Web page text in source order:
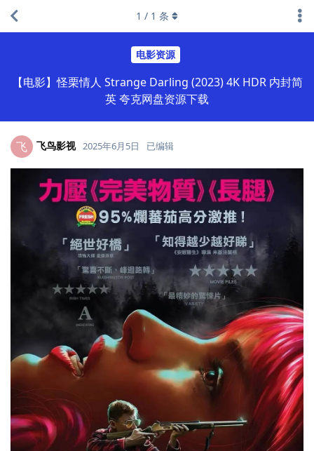
电影资源
【电影】怪栗情人 Strange Darling (2023) 4K HDR 内封简
英 夸克网盘资源下载
1 / 1 条
飞 飞鸟影视 2025年6月5日 已编辑